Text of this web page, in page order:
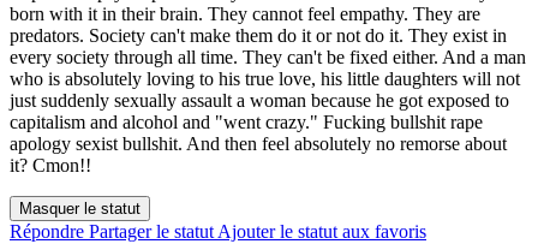
born with it in their brain. They cannot feel empathy. They are
predators. Society can't make them do it or not do it. They exist in
every society through all time. They can't be fixed either. And a man
who is absolutely loving to his true love, his little daughters will not
just suddenly sexually assault a woman because he got exposed to
capitalism and alcohol and "went crazy." Fucking bullshit rape
apology sexist bullshit. And then feel absolutely no remorse about
it? Cmon!!
Masquer le statut
Répondre Partager le statut Ajouter le statut aux favoris